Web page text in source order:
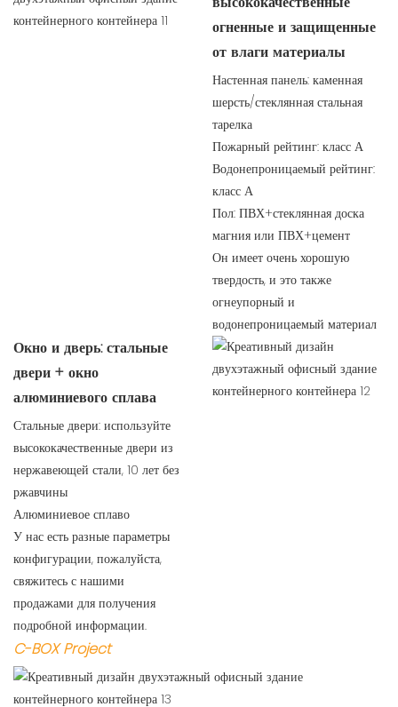
огненные и защищенные
от влаги материалы
Настенная панель: каменная
шерсть/стеклянная стальная
тарелка
Пожарный рейтинг: класс А
Водонепроницаемый рейтинг:
класс А
Пол: ПВХ+стеклянная доска
магния или ПВХ+цемент
Он имеет очень хорошую
твердость, и это также
огнеупорный и
водонепроницаемый материал
Окно и дверь: стальные
двери + окно
алюминиевого сплава
Стальные двери: используйте
высококачественные двери из
нержавеющей стали, 10 лет без
ржавчины
Алюминиевое сплаво
У нас есть разные параметры
конфигурации, пожалуйста,
свяжитесь с нашими
продажами для получения
подробной информации.
C-BOX Project